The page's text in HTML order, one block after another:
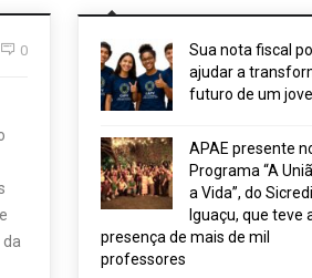
0
Sua nota fiscal
ajudar a
futuro de um
APAE presente
Programa “A
a Vida”, do Sicredi
Iguaçu, que teve
presença de mais de mil
professores